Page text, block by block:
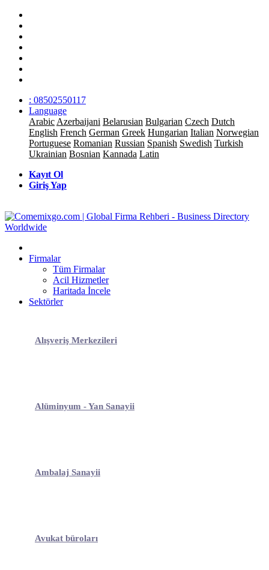
: 08502550117
Language
Arabic Azerbaijani Belarusian Bulgarian Czech Dutch
English French German Greek Hungarian Italian Norwegian
Portuguese Romanian Russian Spanish Swedish Turkish
Ukrainian Bosnian Kannada Latin
Kayıt Ol
Giriş Yap
Firmalar
Tüm Firmalar
Acil Hizmetler
Haritada İncele
Sektörler
Alışveriş Merkezileri
Alüminyum - Yan Sanayii
Ambalaj Sanayii
Avukat büroları